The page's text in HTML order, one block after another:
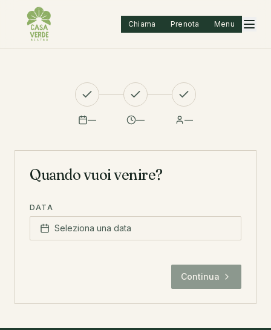
Chiama Prenota Menu
Prenota un tavolo
— — —
Quando vuoi venire?
DATA
Seleziona una data
Continua